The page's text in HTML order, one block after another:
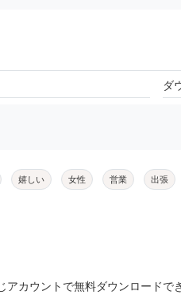
ダ
嬉しい 女性 営業 出張
アカウントで無料ダウンロードで